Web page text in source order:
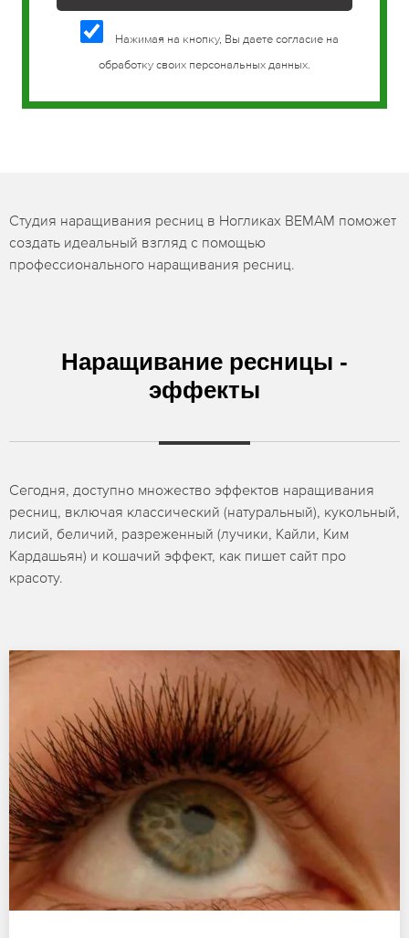
Нажимая на кнопку, Вы даете согласие на
обработку своих персональных данных.
Студия наращивания ресниц в Ногликах BEMAM поможет
создать идеальный взгляд с помощью
профессионального наращивания ресниц.
Наращивание ресницы -
эффекты
Сегодня, доступно множество эффектов наращивания
ресниц, включая классический (натуральный), кукольный,
лисий, беличий, разреженный (лучики, Кайли, Ким
Кардашьян) и кошачий эффект, как пишет сайт про
красоту.